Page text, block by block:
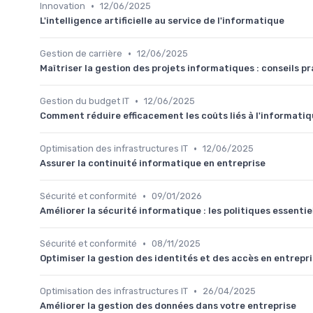
Innovation • 12/06/2025
L'intelligence artificielle au service de l'informatique
Gestion de carrière • 12/06/2025
Maîtriser la gestion des projets informatiques : conseils
Gestion du budget IT • 12/06/2025
Comment réduire efficacement les coûts liés à
Optimisation des infrastructures IT • 12/06/2025
Assurer la continuité informatique en entreprise
Sécurité et conformité • 09/01/2026
Améliorer la sécurité informatique : les politiques
Sécurité et conformité • 08/11/2025
Optimiser la gestion des identités et des accès en
Optimisation des infrastructures IT •
26/04/2025
Améliorer la gestion des données dans votre entreprise